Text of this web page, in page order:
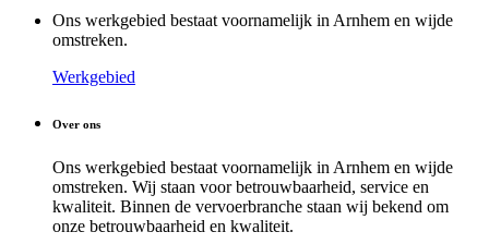
Ons werkgebied bestaat voornamelijk in Arnhem en wijde
omstreken.
Werkgebied
Over ons
Ons werkgebied bestaat voornamelijk in Arnhem en wijde
omstreken. Wij staan voor betrouwbaarheid, service en
kwaliteit. Binnen de vervoerbranche staan wij bekend om
onze betrouwbaarheid en kwaliteit.